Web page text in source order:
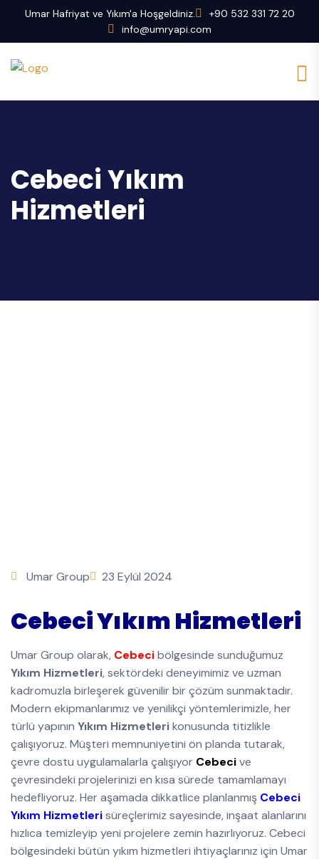
Umar Hafriyat ve Yıkım'a Hoşgeldiniz.
+90 532 331 72 20
info@umryapi.com
Cebeci Yıkım
Hizmetleri
Umar Group 23 Eylül 2024
Cebeci Yıkım Hizmetleri
Umar Group olarak, Cebecibölgesinde sunduğumuz
Yıkım Hizmetleri, sektördeki deneyimimiz ve uzman
kadromuzla birleşerek güvenilir bir çözüm sunmaktadır.
Modern ekipmanlarımız ve yenilikçi yöntemlerimizle, her
türlü yapının Yıkım Hizmetlerikonusunda titizlikle
çalışıyoruz. Müşteri memnuniyetini ön planda tutarak,
çevre dostu uygulamalarla çalışıyor Cebecive
çevresindeki projelerinizi en kısa sürede tamamlamayı
hedefliyoruz. Her aşamada dikkatlice planlanmış Cebeci
Yıkım Hizmetlerisüreçlerimiz sayesinde, inşaat alanlarını
hızlıca temizleyip yeni projelere zemin hazırlıyoruz. Cebeci
bölgesindeki bütün yıkım hizmetleri ihtiyaçlarınız için Umar